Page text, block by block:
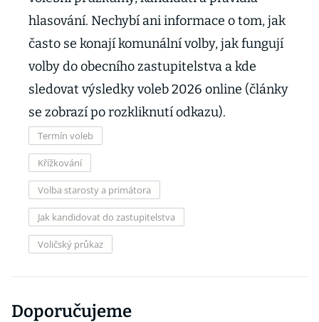
hlasování. Nechybí ani informace o tom, jak
často se konají komunální volby, jak fungují
volby do obecního zastupitelstva a kde
sledovat výsledky voleb 2026 online (články
se zobrazí po rozkliknutí odkazu).
Termín voleb
Křížkování
Volba starosty a primátora
Jak kandidovat do zastupitelstva
Voličský průkaz
Doporučujeme